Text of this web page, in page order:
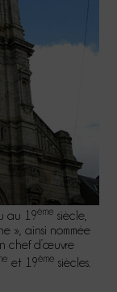
au 19ème siècle,
», ainsi nommée
chef d’œuvre
et 19ème siècles.